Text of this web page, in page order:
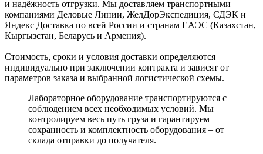
и надёжность отгрузки. Мы доставляем транспортными
компаниями Деловые Линии, ЖелДорЭкспедиция, СДЭК и
Яндекс Доставка по всей России и странам ЕАЭС (Казахстан,
Кыргызстан, Беларусь и Армения).
Стоимость, сроки и условия доставки определяются
индивидуально при заключении контракта и зависят от
параметров заказа и выбранной логистической схемы.
Лабораторное оборудование транспортируются с
соблюдением всех необходимых условий. Мы
контролируем весь путь груза и гарантируем
сохранность и комплектность оборудования – от
склада отправки до получателя.